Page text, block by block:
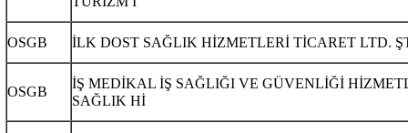
OSGB İLK DOST SAĞLIK HİZMETLERİ TİCARET LTD.
OSGB
İŞ MEDİKAL İŞ SAĞLIĞI VE GÜVENLİĞİ
SAĞLIK Hİ